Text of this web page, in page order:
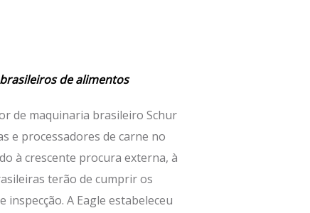
de alimentos
de maquinaria brasileiro Schur
e processadores de carne no
à crescente procura externa, à
terão de cumprir os
A Eagle estabeleceu